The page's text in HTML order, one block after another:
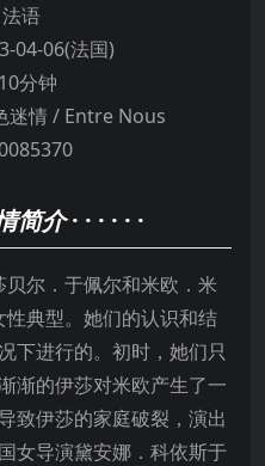
法语
04-06(法国)
分钟
迷情 / Entre Nous
简介· · · · · ·
尔．于佩尔和米欧．米
典型。她们的认识和结
下进行的。初时，她们只
渐的伊莎对米欧产生了一
致伊莎的家庭破裂，演出
女导演黛安娜．科依斯于